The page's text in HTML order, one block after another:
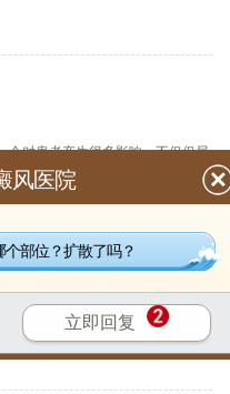
会对患者产生很多影响，不仅仅局
不治之症的状态，但是实际上白
风医院
部位？扩散了吗？
立即回复